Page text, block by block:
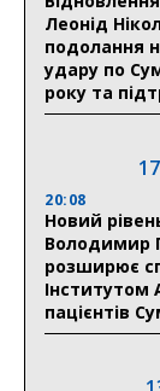
Леонід
подолання
удару по
року та
20:08
Новий
Володимир
розширює
Інститутом
пацієнтів